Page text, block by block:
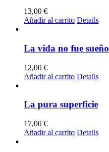
13,00 €
Añadir al carrito Details
La vida no fue sueño
12,00 €
Añadir al carrito Details
La pura superficie
17,00 €
Añadir al carrito Details